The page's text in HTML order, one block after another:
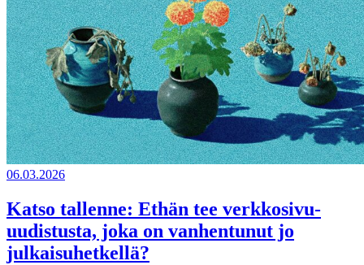
06.03.2026
Katso tallenne: Ethän tee verkkosivu-
uudistusta, joka on vanhentunut jo
julkaisuhetkellä?